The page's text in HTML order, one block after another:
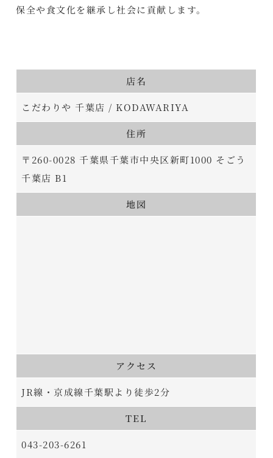
保全や食文化を継承し社会に貢献します。
店名
こだわりや 千葉店 / KODAWARIYA
住所
〒260-0028 千葉県千葉市中央区新町1000 そごう
千葉店 B1
地図
アクセス
JR線・京成線千葉駅より徒歩2分
TEL
043-203-6261